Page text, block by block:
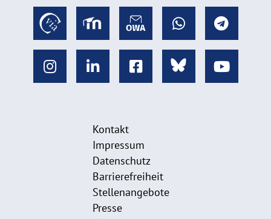
Kontakt
Impressum
Datenschutz
Barrierefreiheit
Stellenangebote
Presse